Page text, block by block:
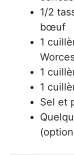
1/2
bœuf
1
1
1
Sel et